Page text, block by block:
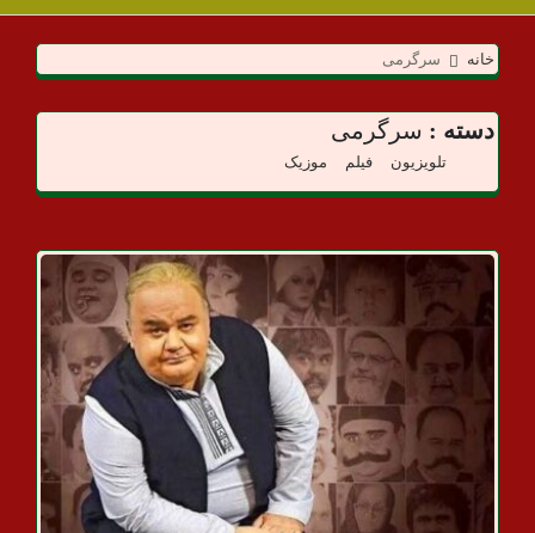
ی
د
ن
خ
ی
خانه سرگرمی
دسته : سرگرمی
تلویزیون فیلم موزیک